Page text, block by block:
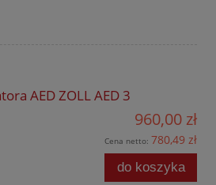
AED ZOLL AED 3
960,00 zł
Cena netto: 780,49 zł
do koszyka